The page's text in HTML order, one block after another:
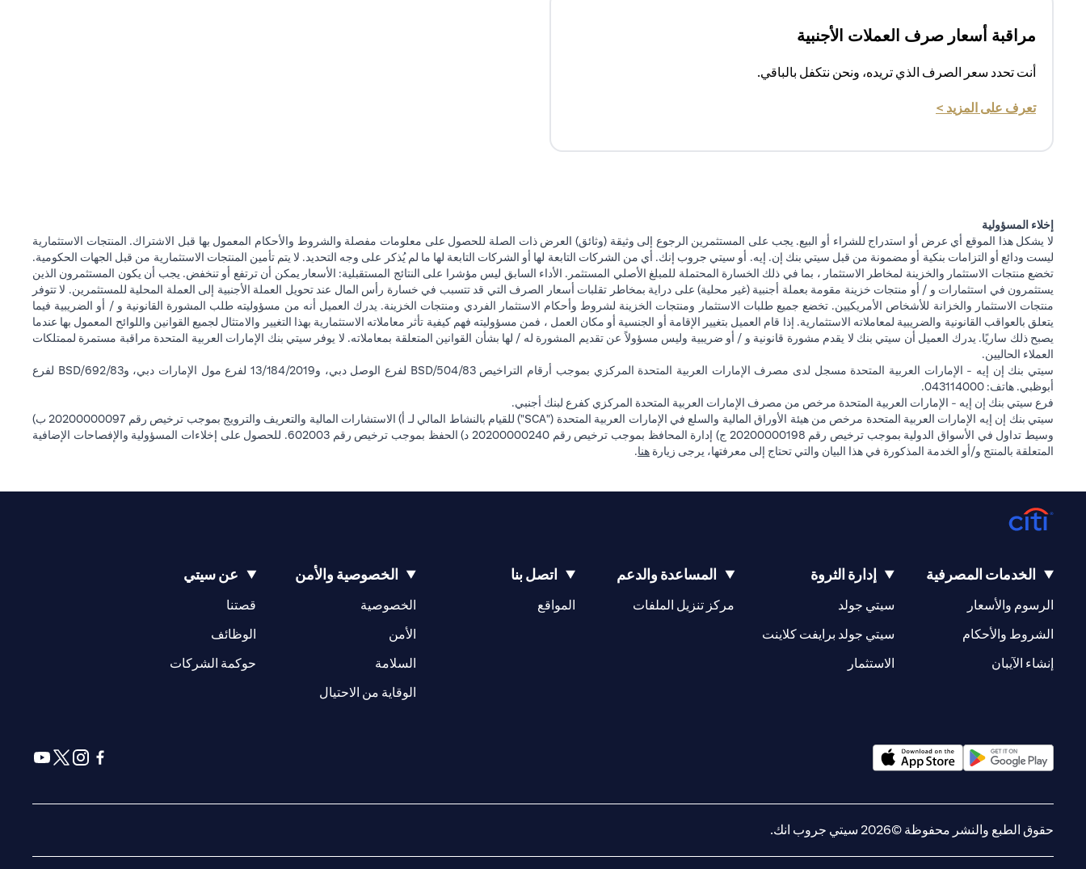
مراقبة أسعار صرف العملات الأجنبية
أنت تحدد سعر الصرف الذي تريده، ونحن نتكفل بالباقي.
تعرف على المزيد >
إخلاء المسؤولية
لا يشكل هذا الموقع أي عرض أو استدراج للشراء أو البيع. يجب على المستثمرين الرجوع إلى وثيقة (وثائق) العرض ذات الصلة للحصول على معلومات مفصلة والشروط والأحكام المعمول بها قبل الاشتراك. المنتجات الاستثمارية
ليست ودائع أو التزامات بنكية أو مضمونة من قبل سيتي بنك إن. إيه. أو سيتي جروب إنك. أي من الشركات التابعة لها أو الشركات التابعة لها ما لم يُذكر على وجه التحديد. لا يتم تأمين المنتجات الاستثمارية من قبل الجهات الحكومية.
تخضع منتجات الاستثمار والخزينة لمخاطر الاستثمار ، بما في ذلك الخسارة المحتملة للمبلغ الأصلي المستثمر. الأداء السابق ليس مؤشرا على النتائج المستقبلية: الأسعار يمكن أن ترتفع أو تنخفض. يجب أن يكون المستثمرون الذين
يستثمرون في استثمارات و / أو منتجات خزينة مقومة بعملة أجنبية (غير محلية) على دراية بمخاطر تقلبات أسعار الصرف التي قد تتسبب في خسارة رأس المال عند تحويل العملة الأجنبية إلى العملة المحلية للمستثمرين. لا تتوفر
منتجات الاستثمار والخزانة للأشخاص الأمريكيين. تخضع جميع طلبات الاستثمار ومنتجات الخزينة لشروط وأحكام الاستثمار الفردي ومنتجات الخزينة. يدرك العميل أنه من مسؤوليته طلب المشورة القانونية و / أو الضريبية فيما
يتعلق بالعواقب القانونية والضريبية لمعاملاته الاستثمارية. إذا قام العميل بتغيير الإقامة أو الجنسية أو مكان العمل ، فمن مسؤوليته فهم كيفية تأثر معاملاته الاستثمارية بهذا التغيير والامتثال لجميع القوانين واللوائح المعمول بها عندما
يصبح ذلك ساريًا. يدرك العميل أن سيتي بنك لا يقدم مشورة قانونية و / أو ضريبية وليس مسؤولاً عن تقديم المشورة له / لها بشأن القوانين المتعلقة بمعاملاته. لا يوفر سيتي بنك الإمارات العربية المتحدة مراقبة مستمرة لممتلكات
العملاء الحاليين.
سيتي بنك إن إيه - الإمارات العربية المتحدة مسجل لدى مصرف الإمارات العربية المتحدة المركزي بموجب أرقام التراخيص BSD/504/83 لفرع الوصل دبي، و13/184/2019 لفرع مول الإمارات دبي، وBSD/692/83 لفرع
أبوظبي. هاتف: 043114000.
فرع سيتي بنك إن إيه - الإمارات العربية المتحدة مرخص من مصرف الإمارات العربية المتحدة المركزي كفرع لبنك أجنبي.
سيتي بنك إن إيه الإمارات العربية المتحدة مرخص من هيئة الأوراق المالية والسلع في الإمارات العربية المتحدة ("SCA") للقيام بالنشاط المالي لـ أ) الاستشارات المالية والتعريف والترويج بموجب ترخيص رقم 20200000097 ب)
وسيط تداول في الأسواق الدولية بموجب ترخيص رقم 20200000198 ج) إدارة المحافظ بموجب ترخيص رقم 20200000240 د) الحفظ بموجب ترخيص رقم 602003. للحصول على إخلاءات المسؤولية والإفصاحات الإضافية
المتعلقة بالمنتج و/أو الخدمة المذكورة في هذا البيان والتي تحتاج إلى معرفتها، يرجى زيارة هنا.
الخدمات المصرفية
الرسوم والأسعار
الشروط والأحكام
إنشاء الآيبان
إدارة الثروة
سيتي جولد
سيتي جولد برايفت كلاينت
الاستثمار
المساعدة والدعم
مركز تنزيل الملفات
اتصل بنا
المواقع
(opens in a new tab)
الخصوصية والأمن
الخصوصية
الأمن
السلامة
الوقاية من الاحتيال
عن سيتي
قصتنا
(opens in a new tab)
الوظائف
(opens in a new tab)
حوكمة الشركات
(opens in a new tab)
حقوق الطبع والنشر محفوظة ©2026 سيتي جروب انك.